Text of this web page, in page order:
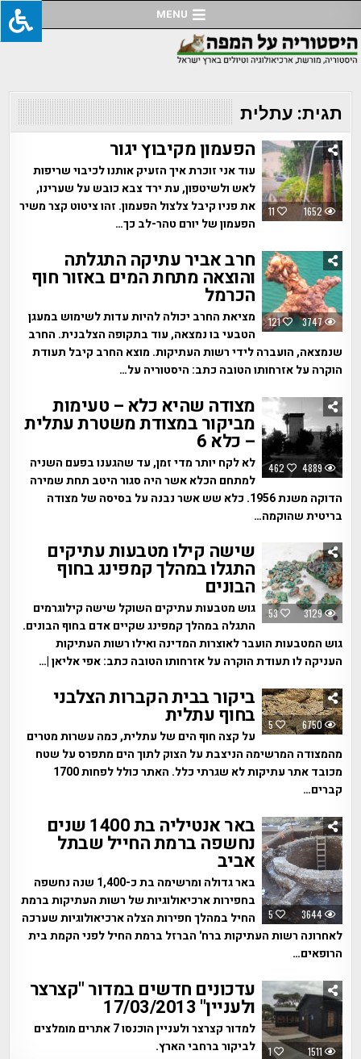
to
content
MENU
תגית: עתלית
11 1652
הפעמון מקיבוץ יגור
עוד אני זוכרת איך הזעיק אותנו לכיבוי שריפות
לאש ולשיטפון, עת ירד צבא כובש על שערינו,
את פניו קיבל צלצול הפעמון. זהו ציטוט קצר משיר
הפעמון של יורם טהר-לב כך…
121 3747
חרב אביר עתיקה התגלתה
והוצאה מתחת המים באזור חוף
הכרמל
מציאת החרב יכולה להיות עדות לשימוש במעגן
הטבעי בו נמצאה, עוד בתקופה הצלבנית. החרב
שנמצאה, הועברה לידי רשות העתיקות. מוצא החרב קיבל תעודת
הוקרה על אזרחותו הטובה כתב: היסטוריה על…
462 4889
מצודה שהיא כלא – טעימות
מביקור במצודת משטרת עתלית
– כלא 6
לא לקח יותר מדי זמן, עד שהגענו בפעם השניה
למתחם הכלא אשר היה סגור היטב תחת שמירה
הדוקה משנת 1956. כלא שש אשר נבנה על בסיסה של מצודה
בריטית שהוקמה…
53 3129
שישה קילו מטבעות עתיקים
התגלו במהלך קמפינג בחוף
הבונים
גוש מטבעות עתיקים השוקל שישה קילוגרמים
התגלה במהלך קמפינג שקיים אדם בחוף הבונים.
גוש המטבעות הועבר לאוצרות המדינה ואילו רשות העתיקות
העניקה לו תעודת הוקרה על אזרחותו הטובה כתב: אפי אליאן |…
5 6750
ביקור בבית הקברות הצלבני
בחוף עתלית
על קצה חוף הים של עתלית, כמה עשרות מטרים
מהמצודה המרשימה הניצבת על הצוק לתוך הים מתפרס על שטח
מכובד אתר עתיקות לא שגרתי כלל. האתר כולל לפחות 1700
קברים…
5 3644
באר אנטיליה בת 1400 שנים
נחשפה ברמת החייל שבתל
אביב
באר גדולה ומרשימה בת כ-1,400 שנה נחשפה
בחפירות ארכיאולוגיות של רשות העתיקות ברמת
החיל במהלך חפירות הצלה ארכיאולוגיות שערכה
לאחרונה רשות העתיקות ברח' הברזל ברמת החיל לפני הקמת בית
הרופאים…
1 1511
עדכונים חדשים במדור "קצרצר
ולעניין" 17/03/2013
למדור קצרצר ולעניין הוכנסו 7 אתרים מומלצים
לביקור ברחבי הארץ.